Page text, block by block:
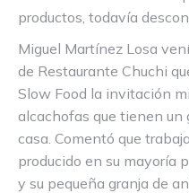
productos, todavía
Miguel Martínez Losa
de Restaurante Chuchi
Slow Food la invitación
alcachofas que tienen
casa. Comentó que
producido en su mayoría
y su pequeña granja de